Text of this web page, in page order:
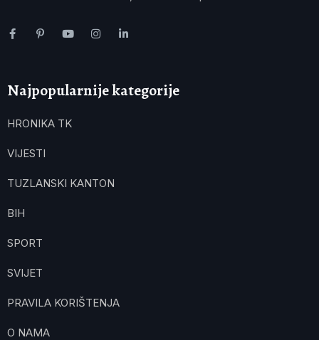
Najpopularnije kategorije
HRONIKA TK
VIJESTI
TUZLANSKI KANTON
BIH
SPORT
SVIJET
PRAVILA KORIŠTENJA
O NAMA